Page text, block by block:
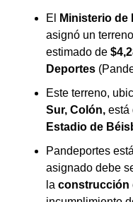
El Ministerio de
asignó un
estimado de
Deportes
Este terreno,
Sur, Colón, está
Estadio de
Pandeportes
asignado debe
la construcción